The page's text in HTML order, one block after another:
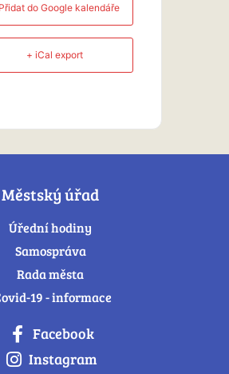
do Google kalendáře
+ iCal export
Městský úřad
Úřední hodiny
Samospráva
Rada města
19 - informace
Facebook
Instagram